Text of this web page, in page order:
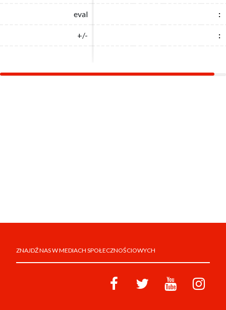
eval :
+/- :
eval :
+/- :
ZNAJDŹ NAS W MEDIACH SPOŁECZNOŚCIOWYCH